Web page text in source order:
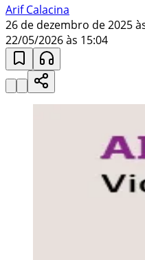
Arif Calacina
26 de dezembro de 2025
22/05/2026 às 15:04